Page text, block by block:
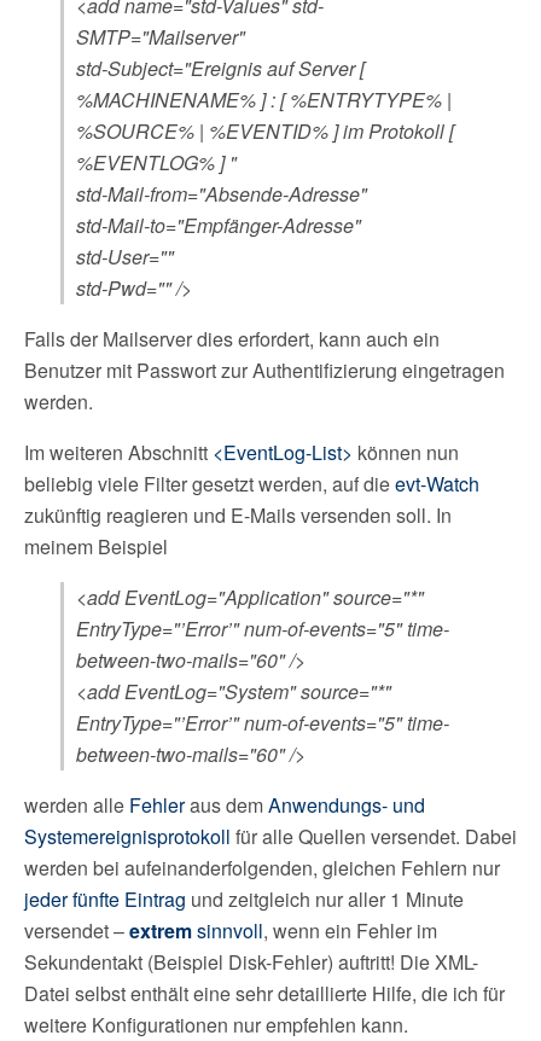
<add name="std-Values" std-
SMTP="Mailserver"
std-Subject="Ereignis auf Server [
%MACHINENAME% ] : [ %ENTRYTYPE% |
%SOURCE% | %EVENTID% ] im Protokoll [
%EVENTLOG% ] "
std-Mail-from="Absende-Adresse"
std-Mail-to="Empfänger-Adresse"
std-User=""
std-Pwd="" />
Falls der Mailserver dies erfordert, kann auch ein
Benutzer mit Passwort zur Authentifizierung eingetragen
werden.
Im weiteren Abschnitt <EventLog-List> können nun
beliebig viele Filter gesetzt werden, auf dieevt-Watch
zukünftig reagieren und E-Mails versenden soll. In
meinem Beispiel
<add EventLog="Application" source="*"
EntryType="’Error’" num-of-events="5" time-
between-two-mails="60" />
<add EventLog="System" source="*"
EntryType="’Error’" num-of-events="5" time-
between-two-mails="60" />
werden alle Fehleraus demAnwendungs- und
Systemereignisprotokoll für alle Quellen versendet. Dabei
werden bei aufeinanderfolgenden, gleichen Fehlern nur
jeder fünfte Eintrag und zeitgleich nur aller 1 Minute
versendet –extremsinnvoll, wenn ein Fehler im
Sekundentakt (Beispiel Disk-Fehler) auftritt! Die XML-
Datei selbst enthält eine sehr detaillierte Hilfe, die ich für
weitere Konfigurationen nur empfehlen kann.